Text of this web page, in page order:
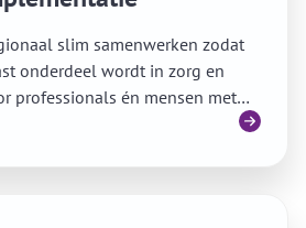
slim samenwerken zodat
onderdeel wordt in zorg en
professionals én mensen met